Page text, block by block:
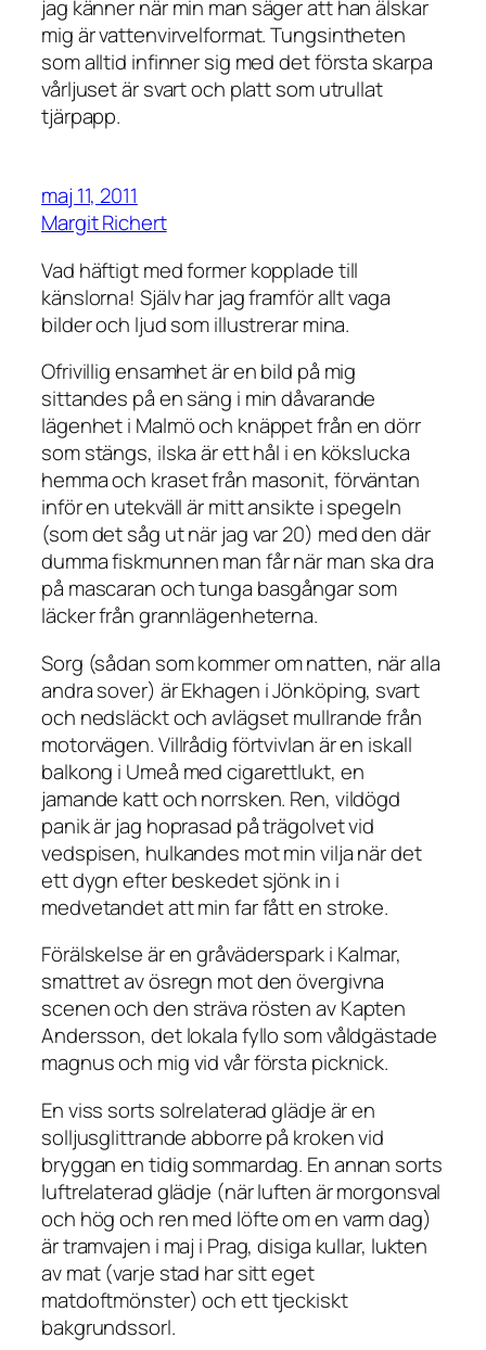
jag känner när min man säger att han älskar
mig är vattenvirvelformat. Tungsintheten
som alltid infinner sig med det första skarpa
vårljuset är svart och platt som utrullat
tjärpapp.
maj 11, 2011
Margit Richert
Vad häftigt med former kopplade till
känslorna! Själv har jag framför allt vaga
bilder och ljud som illustrerar mina.
Ofrivillig ensamhet är en bild på mig
sittandes på en säng i min dåvarande
lägenhet i Malmö och knäppet från en dörr
som stängs, ilska är ett hål i en kökslucka
hemma och kraset från masonit, förväntan
inför en utekväll är mitt ansikte i spegeln
(som det såg ut när jag var 20) med den där
dumma fiskmunnen man får när man ska dra
på mascaran och tunga basgångar som
läcker från grannlägenheterna.
Sorg (sådan som kommer om natten, när alla
andra sover) är Ekhagen i Jönköping, svart
och nedsläckt och avlägset mullrande från
motorvägen. Villrådig förtvivlan är en iskall
balkong i Umeå med cigarettlukt, en
jamande katt och norrsken. Ren, vildögd
panik är jag hoprasad på trägolvet vid
vedspisen, hulkandes mot min vilja när det
ett dygn efter beskedet sjönk in i
medvetandet att min far fått en stroke.
Förälskelse är en gråväderspark i Kalmar,
smattret av ösregn mot den övergivna
scenen och den sträva rösten av Kapten
Andersson, det lokala fyllo som våldgästade
magnus och mig vid vår första picknick.
En viss sorts solrelaterad glädje är en
solljusglittrande abborre på kroken vid
bryggan en tidig sommardag. En annan sorts
luftrelaterad glädje (när luften är morgonsval
och hög och ren med löfte om en varm dag)
är tramvajen i maj i Prag, disiga kullar, lukten
av mat (varje stad har sitt eget
matdoftmönster) och ett tjeckiskt
bakgrundssorl.